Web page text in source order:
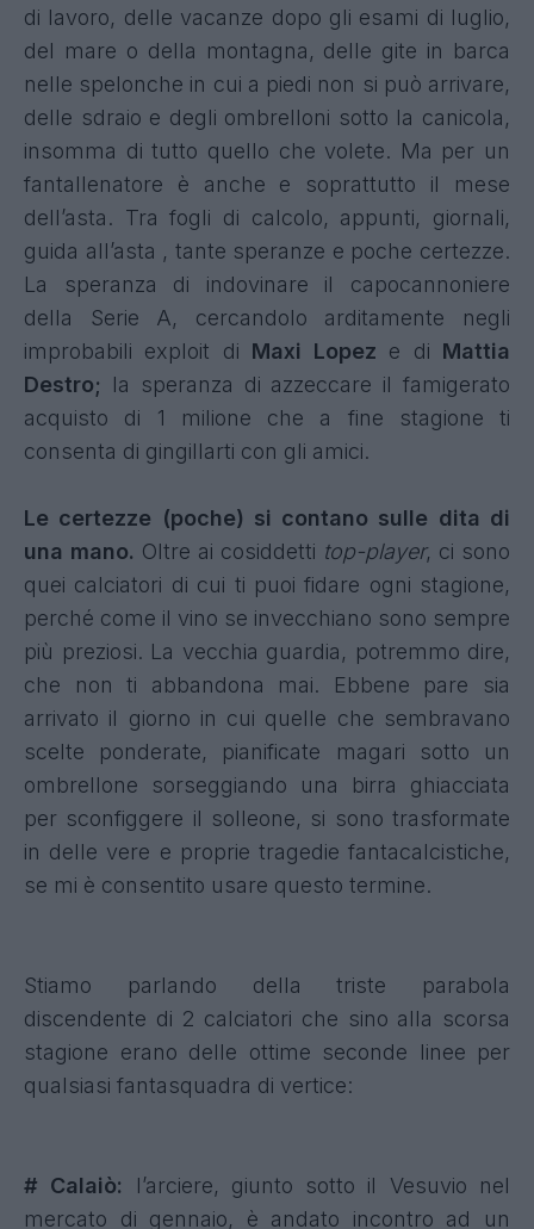
di lavoro, delle vacanze dopo gli esami di luglio,
del mare o della montagna, delle gite in barca
nelle spelonche in cui a piedi non si può arrivare,
delle sdraio e degli ombrelloni sotto la canicola,
insomma di tutto quello che volete. Ma per un
fantallenatore è anche e soprattutto il mese
dell’asta. Tra fogli di calcolo, appunti, giornali,
guida all’asta , tante speranze e poche certezze.
La speranza di indovinare il capocannoniere
della Serie A, cercandolo arditamente negli
improbabili exploit di Maxi Lopez e di Mattia
Destro; la speranza di azzeccare il famigerato
acquisto di 1 milione che a fine stagione ti
consenta di gingillarti con gli amici.
Le certezze (poche) si contano sulle dita di
una mano. Oltre ai cosiddetti top-player, ci sono
quei calciatori di cui ti puoi fidare ogni stagione,
perché come il vino se invecchiano sono sempre
più preziosi. La vecchia guardia, potremmo dire,
che non ti abbandona mai. Ebbene pare sia
arrivato il giorno in cui quelle che sembravano
scelte ponderate, pianificate magari sotto un
ombrellone sorseggiando una birra ghiacciata
per sconfiggere il solleone, si sono trasformate
in delle vere e proprie tragedie fantacalcistiche,
se mi è consentito usare questo termine.
Stiamo parlando della triste parabola
discendente di 2 calciatori che sino alla scorsa
stagione erano delle ottime seconde linee per
qualsiasi fantasquadra di vertice:
# Calaiò:
l’arciere, giunto sotto il Vesuvio nel
mercato di gennaio, è andato incontro ad un